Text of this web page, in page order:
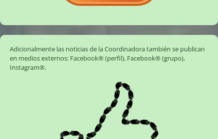
Adicionalmente las noticias de la Coordinadora también se publican
en medios externos: Facebook® (perfil), Facebook® (grupo),
Instagram®.